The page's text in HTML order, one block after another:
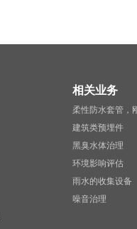
相关业务
柔性防水套管，
建筑类预埋件
黑臭水体治理
环境影响评估
雨水的收集设备
噪音治理